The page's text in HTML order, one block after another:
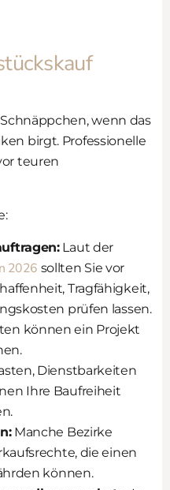
wenn das
birgt. Professionelle
teuren
Laut der
2026 sollten Sie vor
Tragfähigkeit,
prüfen lassen.
können ein Projekt
Dienstbarkeiten
Ihre Baufreiheit
Manche Bezirke
die einen
können.